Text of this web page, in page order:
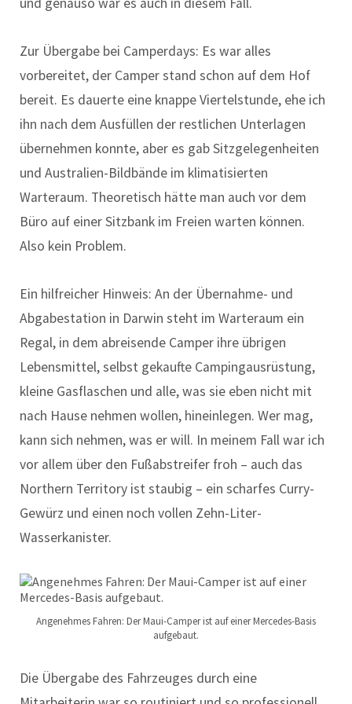
Zur Übergabe bei Camperdays: Es war alles
vorbereitet, der Camper stand schon auf dem Hof
bereit. Es dauerte eine knappe Viertelstunde, ehe ich
ihn nach dem Ausfüllen der restlichen Unterlagen
übernehmen konnte, aber es gab Sitzgelegenheiten
und Australien-Bildbände im klimatisierten
Warteraum. Theoretisch hätte man auch vor dem
Büro auf einer Sitzbank im Freien warten können.
Also kein Problem.
Ein hilfreicher Hinweis: An der Übernahme- und
Abgabestation in Darwin steht im Warteraum ein
Regal, in dem abreisende Camper ihre übrigen
Lebensmittel, selbst gekaufte Campingausrüstung,
kleine Gasflaschen und alle, was sie eben nicht mit
nach Hause nehmen wollen, hineinlegen. Wer mag,
kann sich nehmen, was er will. In meinem Fall war ich
vor allem über den Fußabstreifer froh – auch das
Northern Territory ist staubig – ein scharfes Curry-
Gewürz und einen noch vollen Zehn-Liter-
Wasserkanister.
Angenehmes Fahren: Der Maui-Camper ist auf einer Mercedes-Basis
aufgebaut.
Die Übergabe des Fahrzeuges durch eine